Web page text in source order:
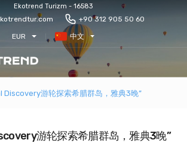
Ekotrend Turizm - 16583
+90 312 905 50 60
EUR 中文
Discovery游轮探索希腊群岛，雅典3晚”
游轮探索希腊群岛，雅典3晚”